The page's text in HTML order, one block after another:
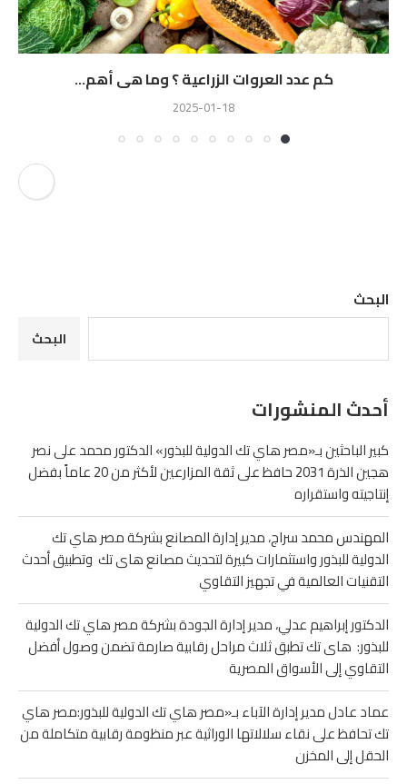
كم عدد العروات الزراعية ؟ وما هى أهم...
2025-01-18
البحث
البحث
أحدث المنشورات
كبير الباحثين بـ«مصر هاي تك الدولية للبذور» الدكتور محمد على نصر
هجين الذرة 2031 حافظ على ثقة المزارعين لأكثر من 20 عاماً بفضل
إنتاجيته واستقراره
المهندس محمد سراج، مدير إدارة المصانع بشركة مصر هاي تك
الدولية للبذور واستثمارات كبيرة لتحديث مصانع هاى تك وتطبيق أحدث
التقنيات العالمية في تجهيز التقاوي
الدكتور إبراهيم عدلي، مدير إدارة الجودة بشركة مصر هاي تك الدولية
للبذور: هاى تك تطبق ثلاث مراحل رقابية صارمة تضمن وصول أفضل
التقاوي إلى الأسواق المصرية
عماد عادل مدير إدارة الآباء بـ«مصر هاي تك الدولية للبذور:مصر هاي
تك تحافظ على نقاء سلالاتها الوراثية عبر منظومة رقابية متكاملة من
الحقل إلى المخزن